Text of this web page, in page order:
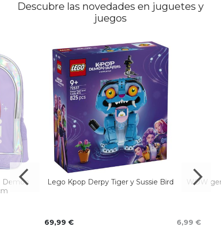
Descubre las novedades en juguetes y
juegos
Demon
Lego Kpop Derpy Tiger y Sussie Bird
69,99 €
WOW
6,99 €